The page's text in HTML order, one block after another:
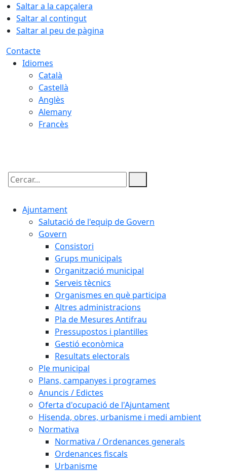
Saltar a la capçalera
Saltar al contingut
Saltar al peu de pàgina
Contacte
Idiomes
Català
Castellà
Anglès
Alemany
Francès
Cercar:
Ajuntament
Salutació de l'equip de Govern
Govern
Consistori
Grups municipals
Organització municipal
Serveis tècnics
Organismes en què participa
Altres administracions
Pla de Mesures Antifrau
Pressupostos i plantilles
Gestió econòmica
Resultats electorals
Ple municipal
Plans, campanyes i programes
Anuncis / Edictes
Oferta d'ocupació de l'Ajuntament
Hisenda, obres, urbanisme i medi ambient
Normativa
Normativa / Ordenances generals
Ordenances fiscals
Urbanisme